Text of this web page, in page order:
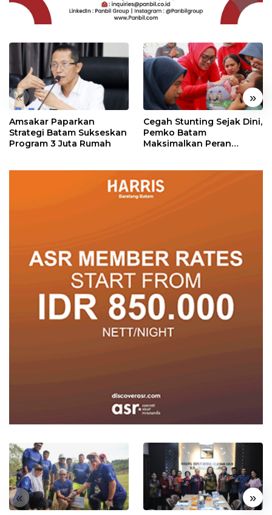
« »
Amsakar Paparkan
Strategi Batam Sukseskan
Program 3 Juta Rumah
Cegah Stunting Sejak Dini,
Pemko Batam
Maksimalkan Peran
« »